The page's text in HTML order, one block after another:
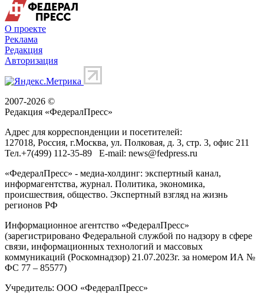
О проекте
Реклама
Редакция
Авторизация
2007-2026 ©
Редакция «ФедералПресс»
Адрес для корреспонденции и посетителей:
127018, Россия, г.Москва, ул. Полковая, д. 3, стр. 3, офис 211
Тел.+7(499) 112-35-89 E-mail: news@fedpress.ru
«ФедералПресс» - медиа-холдинг: экспертный канал,
информагентства, журнал. Политика, экономика,
происшествия, общество. Экспертный взгляд на жизнь
регионов РФ
Информационное агентство «ФедералПресс»
(зарегистрировано Федеральной службой по надзору в сфере
связи, информационных технологий и массовых
коммуникаций (Роскомнадзор) 21.07.2023г. за номером ИА №
ФС 77 – 85577)
Учредитель: ООО «ФедералПресс»